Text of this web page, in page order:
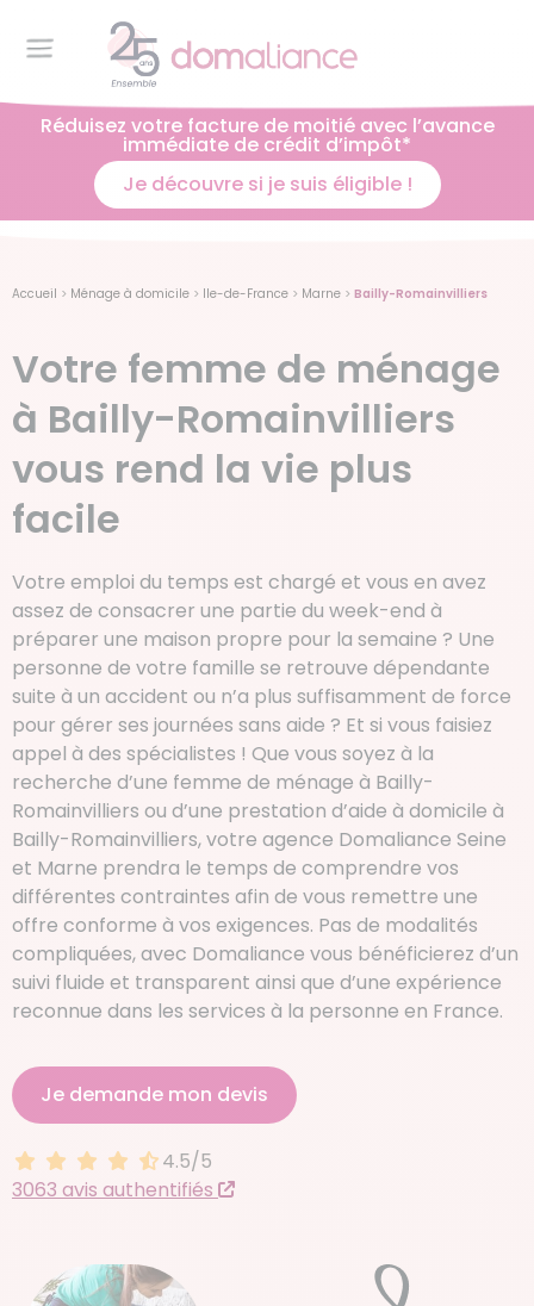
Réduisez votre facture de moitié avec l’avance
immédiate de crédit d’impôt*
Je découvre si je suis éligible !
Accueil > Ménage à domicile > Ile-de-France > Marne > Bailly-Romainvilliers
Votre femme de ménage
à Bailly-Romainvilliers
vous rend la vie plus
facile
Votre emploi du temps est chargé et vous en avez
assez de consacrer une partie du week-end à
préparer une maison propre pour la semaine ? Une
personne de votre famille se retrouve dépendante
suite à un accident ou n’a plus suffisamment de force
pour gérer ses journées sans aide ? Et si vous faisiez
appel à des spécialistes ! Que vous soyez à la
recherche d’une femme de ménage à Bailly-
Romainvilliers ou d’une prestation d’aide à domicile à
Bailly-Romainvilliers, votre agence Domaliance Seine
et Marne prendra le temps de comprendre vos
différentes contraintes afin de vous remettre une
offre conforme à vos exigences. Pas de modalités
compliquées, avec Domaliance vous bénéficierez d’un
suivi fluide et transparent ainsi que d’une expérience
reconnue dans les services à la personne en France.
Je demande mon devis
4.5 sur 5
4.5/5
3063 avis authentifiés